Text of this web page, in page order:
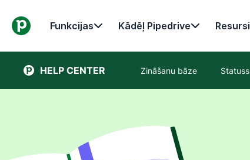
Funkcijas Kādēļ Pipedrive Resursi
HELP CENTER Zināšanu bāze Statuss